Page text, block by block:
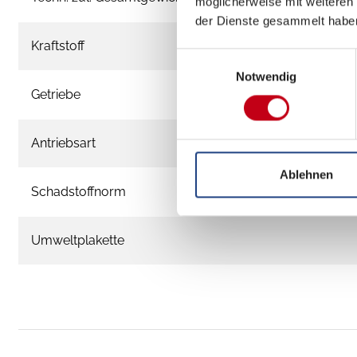
der Dienste gesammelt
Notwendig
Ablehnen
Kraftstoff
Getriebe
Antriebsart
Schadstoffnorm
Umweltplakette